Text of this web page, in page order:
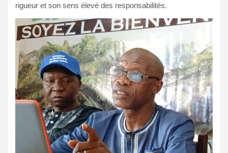
rigueur et son sens élevé des responsabilités.